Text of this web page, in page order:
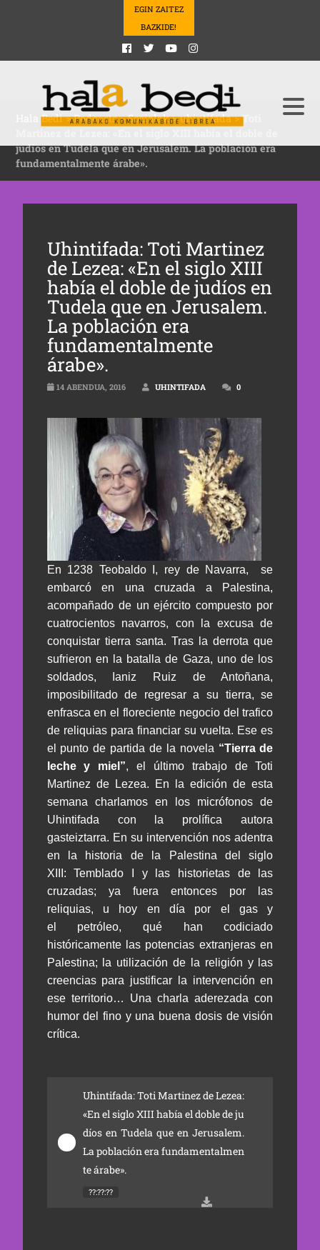
EGIN ZAITEZ
BAZKIDE!
Hala Bedi>Podcasts>Sozialak>uhintifada>Toti
judíos en Tudela que en Jerusalem. La población era
fundamentalmente árabe».
Uhintifada: Toti Martinez
de Lezea: «En el siglo XIII
había el doble de judíos en
Tudela que en Jerusalem.
La población era
fundamentalmente
árabe».
14 ABENDUA, 2016 UHINTIFADA 0
En 1238 Teobaldo I, rey de Navarra, se
embarcó en una cruzada a Palestina,
acompañado de un ejército compuesto por
cuatrocientos navarros, con la excusa de
conquistar tierra santa. Tras la derrota que
sufrieron en la batalla de Gaza, uno de los
soldados, Ianiz Ruiz de Antoñana,
imposibilitado de regresar a su tierra, se
enfrasca en el floreciente negocio del trafico
de reliquias para financiar su vuelta. Ese es
el punto de partida de la novela “Tierra de
leche y miel”, el último trabajo de Toti
Martinez de Lezea. En la edición de esta
semana charlamos en los micrófonos de
Uhintifada con la prolífica autora
gasteiztarra. En su intervención nos adentra
en la historia de la Palestina del siglo
XIII: Temblado I y las historietas de las
cruzadas; ya fuera entonces por las
reliquias, u hoy en día por el gas y
el petróleo, qué han codiciado
históricamente las potencias extranjeras en
Palestina; la utilización de la religión y las
creencias para justificar la intervención en
ese territorio… Una charla aderezada con
humor del fino y una buena dosis de visión
crítica.
Uhintifada: Toti Martinez de Lezea:
«En el siglo XIII había el doble de ju
díos en Tudela que en Jerusalem.
La población era fundamentalmen
te árabe».
??:??:??